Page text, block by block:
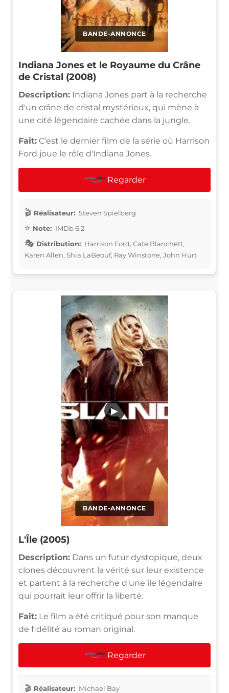
BANDE-ANNONCE
Indiana Jones et le Royaume du Crâne
de Cristal (2008)
Description: Indiana Jones part à la recherche
d'un crâne de cristal mystérieux, qui mène à
une cité légendaire cachée dans la jungle.
Fait: C'est le dernier film de la série où Harrison
Ford joue le rôle d'Indiana Jones.
Regarder
Réalisateur: Steven Spielberg
Note: IMDb 6.2
Distribution: Harrison Ford, Cate Blanchett,
Karen Allen, Shia LaBeouf, Ray Winstone, John Hurt
BANDE-ANNONCE
▶
L'Île (2005)
Description: Dans un futur dystopique, deux
clones découvrent la vérité sur leur existence
et partent à la recherche d'une île légendaire
qui pourrait leur offrir la liberté.
Fait: Le film a été critiqué pour son manque
de fidélité au roman original.
Regarder
Réalisateur: Michael Bay